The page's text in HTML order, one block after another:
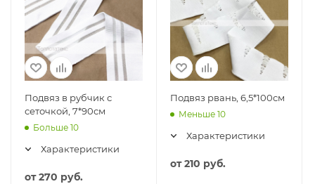
Подвяз в рубчик с
сеточкой, 7*90см
Больше 10
Характеристики
от270 руб.
Подвяз рвань, 6,5*100см
Меньше 10
Характеристики
от210 руб.